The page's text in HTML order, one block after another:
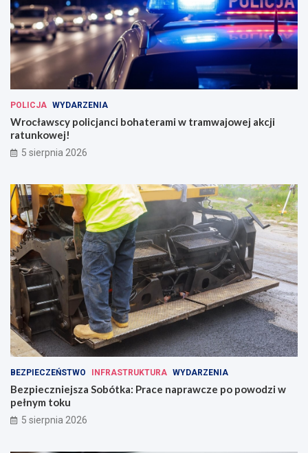
POLICJA WYDARZENIA
Wrocławscy policjanci bohaterami w tramwajowej akcji
ratunkowej!
5 sierpnia 2026
BEZPIECZEŃSTWO INFRASTRUKTURA WYDARZENIA
Bezpieczniejsza Sobótka: Prace naprawcze po powodzi w
pełnym toku
5 sierpnia 2026